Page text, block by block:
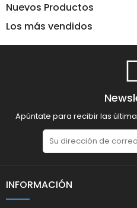
Nuevos Productos
Los más vendidos
Apúntate para recibir las
INFORMACIÓN